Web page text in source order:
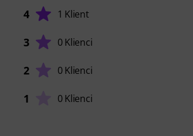
4 1 Klient
3 0 Klienci
2 0 Klienci
1 0 Klienci